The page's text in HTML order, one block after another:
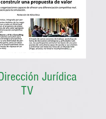
Jurídica
TV